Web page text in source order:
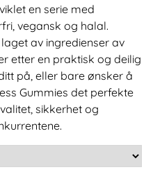
en serie med
vegansk og halal.
av ingredienser av
etter en praktisk og deilig
på, eller bare ønsker å
Gummies det perfekte
sikkerhet og